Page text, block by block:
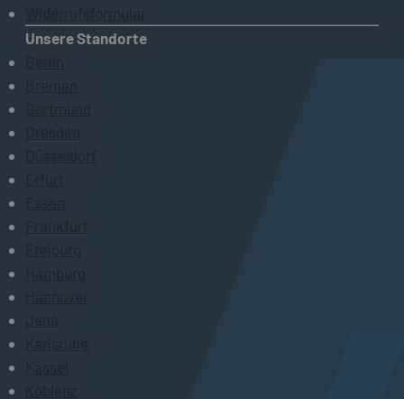
Widerrufsformular
Unsere Standorte
Berlin
Bremen
Dortmund
Dresden
Düsseldorf
Erfurt
Essen
Frankfurt
Freiburg
Hamburg
Hannover
Jena
Karlsruhe
Kassel
Koblenz